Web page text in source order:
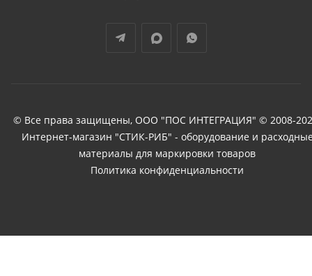
© Все права защищены, ООО "ПОС ИНТЕГРАЦИЯ" © 2008-
Интернет-магазин "СТИК-РИБ" - оборудование и
материалы для маркировки товаров
Политика конфиденциальности